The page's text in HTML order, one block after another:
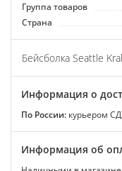
Группа товаров
Страна
Бейсболка Seattle
Информация о
По России: курьером
Информация об